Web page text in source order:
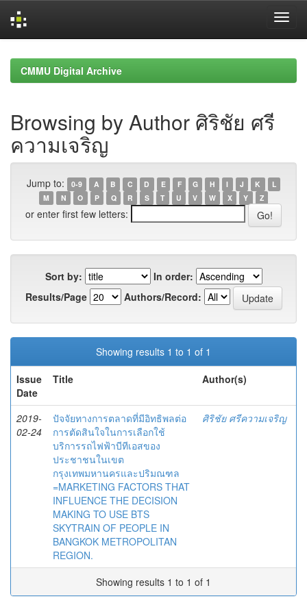
navigationCMMU Digital Archive
Browsing by Author ศิริชัย ศรี
ความเจริญ
Jump to: 0-9 A B C D E F G H I J K
L
M
N O P Q R S T U V W X Y Z
or enter first few letters:
Sort by:
In order:
Results/Page
Authors/Record:
Showing results 1 to 1 of 1
Issue
Date
Title Author(s)
2019-
02-24
ปัจจัยทางการตลาดที่มีอิทธิพลต่อ
การตัดสินใจในการเลือกใช้
บริการรถไฟฟ้าบีทีเอสของ
ประชาชนในเขต
กรุงเทพมหานครและปริมณฑล
=MARKETING FACTORS THAT
INFLUENCE THE DECISION
MAKING TO USE BTS
SKYTRAIN OF PEOPLE IN
BANGKOK METROPOLITAN
REGION.
ศิริชัย ศรีความเจริญ
Showing results 1 to 1 of 1